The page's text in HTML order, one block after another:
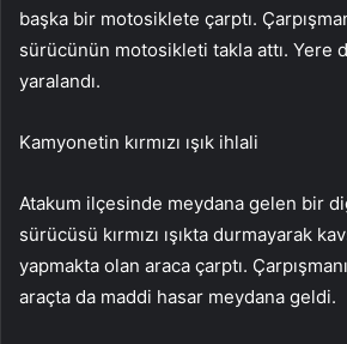
başka bir motosiklete çarptı.
sürücünün motosikleti takla attı. Yere
yaralandı.
Kamyonetin kırmızı ışık ihlali
Atakum ilçesinde meydana gelen bir
sürücüsü kırmızı ışıkta durmayarak
yapmakta olan araca çarptı.
araçta da maddi hasar meydana geldi.